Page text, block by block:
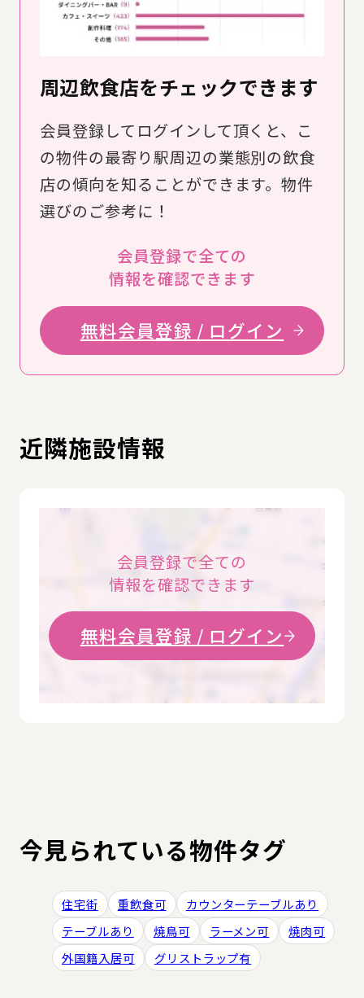
周辺飲食店をチェックできます
会員登録してログインして頂くと、こ
の物件の最寄り駅周辺の業態別の飲食
店の傾向を知ることができます。物件
選びのご参考に！
会員登録で全ての
情報を確認できます
無料会員登録 / ログイン
近隣施設情報
会員登録で全ての
情報を確認できます
無料会員登録 / ログイン
今見られている物件タグ
住宅街 重飲食可
カウンターテーブルあり
テーブルあり
焼鳥可 ラーメン可
焼肉可
外国籍入居可
グリストラップ有